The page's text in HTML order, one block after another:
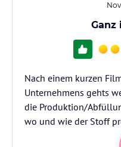
Ganz
Nach einem kurzen
Unternehmens gehts
die Produktion/
wo und wie der Stoff